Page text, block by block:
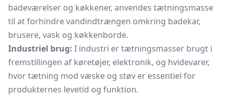
badeværelser og køkkener, anvendes tætningsmasse
til at forhindre vandindtrængen omkring badekar,
brusere, vask og køkkenborde.
Industriel brug: I industri er tætningsmasser brugt i
fremstillingen af køretøjer, elektronik, og hvidevarer,
hvor tætning mod væske og støv er essentiel for
produkternes levetid og funktion.